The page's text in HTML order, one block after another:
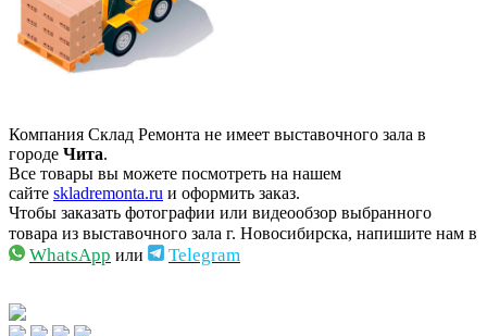
Компания Склад Ремонта не имеет выставочного зала в
городе Чита.
Все товары вы можете посмотреть на нашем
сайте skladremonta.ru и оформить заказ.
Чтобы заказать фотографии или видеообзор выбранного
товара из выставочного зала г. Новосибирска, напишите нам в
WhatsApp или Telegram